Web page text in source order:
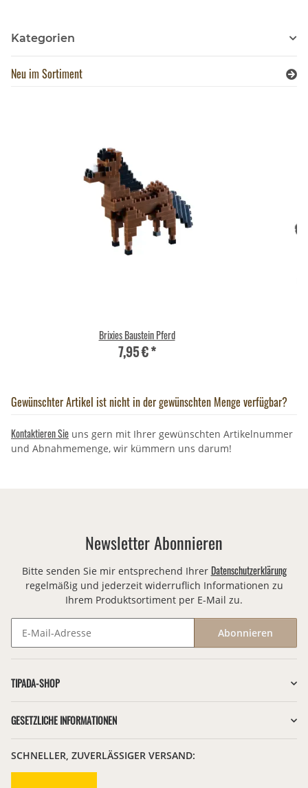
Kategorien
Neu im Sortiment
Brixies Baustein Pferd
7,95 €*
Gewünschter Artikel ist nicht in der gewünschten Menge verfügbar?
Kontaktieren Sie uns gern mit Ihrer gewünschten Artikelnummer
und Abnahmemenge, wir kümmern uns darum!
Newsletter Abonnieren
Bitte senden Sie mir entsprechend Ihrer Datenschutzerklärung
regelmäßig und jederzeit widerruflich Informationen zu
Ihrem Produktsortiment per E-Mail zu.
Abonnieren
TIPADA-SHOP
GESETZLICHE INFORMATIONEN
SCHNELLER, ZUVERLÄSSIGER VERSAND: